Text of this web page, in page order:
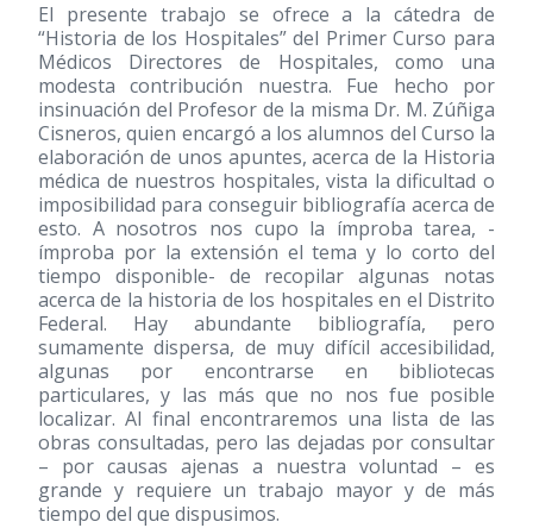
El presente trabajo se ofrece a la cátedra de
“Historia de los Hospitales” del Primer Curso para
Médicos Directores de Hospitales, como una
modesta contribución nuestra. Fue hecho por
insinuación del Profesor de la misma Dr. M. Zúñiga
Cisneros, quien encargó a los alumnos del Curso la
elaboración de unos apuntes, acerca de la Historia
médica de nuestros hospitales, vista la dificultad o
imposibilidad para conseguir bibliografía acerca de
esto. A nosotros nos cupo la ímproba tarea, -
ímproba por la extensión el tema y lo corto del
tiempo disponible- de recopilar algunas notas
acerca de la historia de los hospitales en el Distrito
Federal. Hay abundante bibliografía, pero
sumamente dispersa, de muy difícil accesibilidad,
algunas por encontrarse en bibliotecas
particulares, y las más que no nos fue posible
localizar. Al final encontraremos una lista de las
obras consultadas, pero las dejadas por consultar
– por causas ajenas a nuestra voluntad – es
grande y requiere un trabajo mayor y de más
tiempo del que dispusimos.